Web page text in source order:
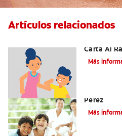
Artículos relacionados
Carta Al
Fantasías
Más
Pérez
Más